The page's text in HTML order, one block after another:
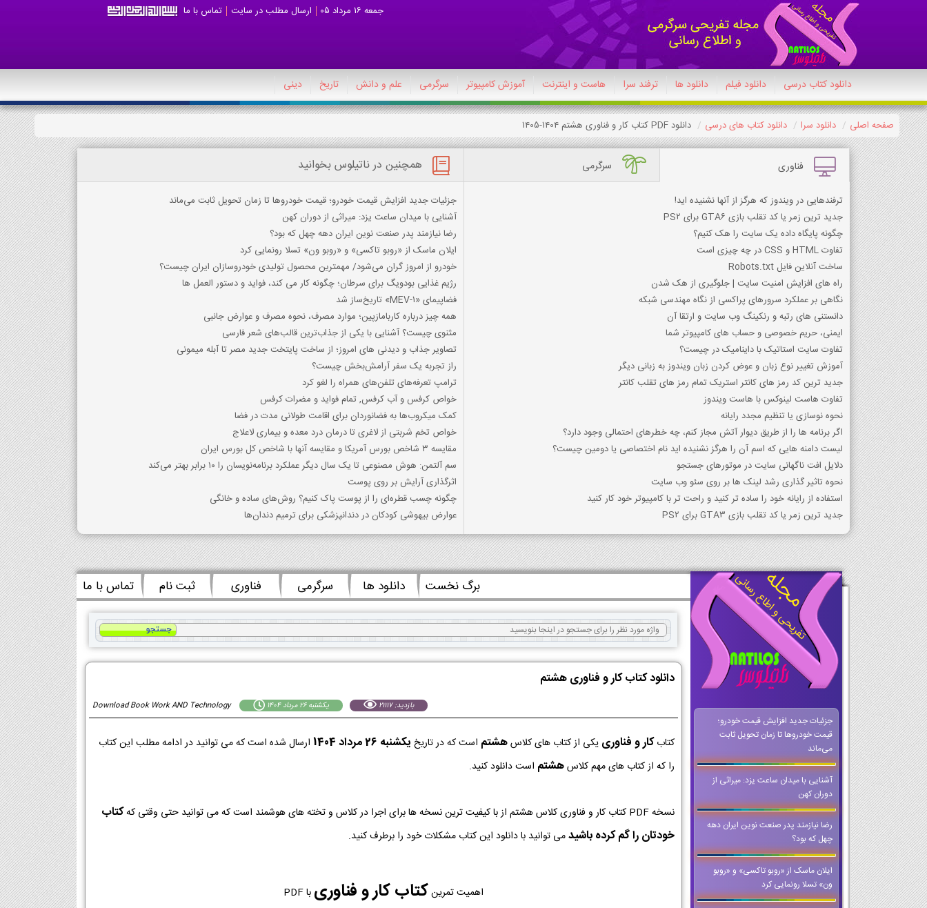
جمعه 16 مرداد 05 ارسال مطلب در سایت تماس با ما
دانلود کتاب درسی دانلود فیلم دانلود ها ترفند سرا هاست و اینترنت آموزش کامپیوتر سرگرمی علم و دانش تاریخ دینی
صفحه اصلی دانلود سرا دانلود کتاب های درسی دانلود PDF کتاب کار و فناوری هشتم 1404-1405
فناوری سرگرمی
ترفندهایی در ویندوز که هرگز از آنها نشنیده اید!
جدید ترین زمر یا کد تقلب بازی GTA6 برای PS2
چگونه پایگاه داده یک سایت را هک کنیم؟
تفاوت HTML و CSS در چه چیزی است
ساخت آنلاین فایل Robots.txt
راه های افزایش امنیت سایت | جلوگیری از هک شدن
نگاهی بر عملکرد سرورهای پراکسی از نگاه مهندسی شبکه
دانستنی های رتبه و رنکینگ وب سایت و ارتقا آن
ایمنی، حریم خصوصی و حساب های کامپیوتر شما
تفاوت سایت استاتیک با داینامیک در چیست؟
آموزش تغییر نوع زبان و عوض کردن زبان ویندوز به زبانی دیگر
جدید ترین کد رمز های کانتر استریک تمام رمز های تقلب کانتر
تفاوت هاست لینوکس با هاست ویندوز
نحوه نوسازی یا تنظیم مجدد رایانه
اگر برنامه ها را از طریق دیوار آتش مجاز کنم، چه خطرهای احتمالی وجود دارد؟
لیست دامنه هایی که اسم آن را هرگز نشنیده اید نام اختصاصي يا دومين چيست؟
دلایل افت ناگهانی سایت در موتورهای جستجو
نحوه تاثیر گذاری رشد لینک ها بر روی سئو وب سایت
استفاده از رایانه خود را ساده تر کنید و راحت تر با کامپیوتر خود کار کنید
جدید ترین زمر یا کد تقلب بازی GTA3 برای PS2
همچنین در ناتیلوس بخوانید
جزئیات جدید افزایش قیمت خودرو؛ قیمت خودروها تا زمان تحویل ثابت می‌ماند
آشنایی با میدان ساعت یزد: میراثی از دوران کهن
رضا نیازمند پدر صنعت نوین ایران دهه چهل که بود؟
ایلان ماسک از «روبو تاکسی» و «روبو ون» تسلا رونمایی کرد
خودرو از امروز گران می‌شود/ مهمترین محصول تولیدی خودروسازان ایران چیست؟
رژیم غذایی بودویگ برای سرطان؛ چگونه کار می کند، فواید و دستور العمل ها
فضاپیمای «MEV-1» تاریخ‌ساز شد
همه چیز درباره کاربامازپین؛ موارد مصرف، نحوه مصرف و عوارض جانبی
مثنوی چیست؟ آشنایی با یکی از جذاب‌ترین قالب‌های شعر فارسی
تصاویر جذاب و دیدنی های امروز؛ از ساخت پایتخت جدید مصر تا آبله میمونی
راز تجربه یک سفر آرامش‌بخش چیست؟
ترامپ تعرفه‌های تلفن‌های همراه را لغو کرد
خواص کرفس و آب کرفس, تمام فواید و مضرات کرفس
کمک میکروب‌ها به فضانوردان برای اقامت طولانی مدت در فضا
خواص تخم شربتی از لاغری تا درمان درد معده و بیماری لاعلاج
مقایسه ۳ شاخص بورس آمریکا و مقایسه آنها با شاخص کل بورس ایران
سم آلتمن: هوش مصنوعی تا یک سال دیگر عملکرد برنامه‌نویسان را ۱۰ برابر بهتر می‌کند
اثرگذاری آرایش بر روی پوست
چگونه چسب قطره‌ای را از پوست پاک کنیم؟ روش‌های ساده و خانگی
عوارض بیهوشی کودکان در دندانپزشکی برای ترمیم دندان‌ها
جزئیات جدید افزایش قیمت خودرو؛
قیمت خودروها تا زمان تحویل ثابت
می‌ماند
آشنایی با میدان ساعت یزد: میراثی از
دوران کهن
رضا نیازمند پدر صنعت نوین ایران دهه
چهل که بود؟
ایلان ماسک از «روبو تاکسی» و «روبو
ون» تسلا رونمایی کرد
برگ نخست دانلود ها سرگرمی فناوری ثبت نام تماس با ما
دانلود کتاب کار و فناوری هشتم
Download Book Work AND Technology يكشنبه 26 مرداد 1404 بازدید: 21117
کتابکار و فناوری یکی از کتاب های کلاسهشتم است که در تاریخ يكشنبه 26 مرداد 1404
ارسال شده است که می توانید در ادامه مطلب این کتاب
را که از کتاب های مهم کلاسهشتم است دانلود کنید.
نسخه PDF کتاب کار و فناوری کلاس هشتم از با کیفیت ترین نسخه ها برای اجرا در کلاس و تخته های هوشمند است که می توانید حتی وقتی که
کتاب
خودتان را گم کرده باشیدمی توانید با دانلود این کتاب مشکلات خود را برطرف کنید.
اهمیت تمرینکتاب کار و فناوری با PDF